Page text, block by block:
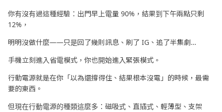
你有沒有過這種經驗：出門早上電量 90%，結果到下午兩點只剩
12%，
明明沒做什麼——只是回了幾則訊息、刷了 IG、追了半集劇…
手機立刻進入省電模式，你也開始進入緊張模式。
行動電源就是在你「以為還撐得住、結果根本沒電」的時候，最需
要的東西。
但現在行動電源的種類這麼多：磁吸式、直插式、輕薄型、支架